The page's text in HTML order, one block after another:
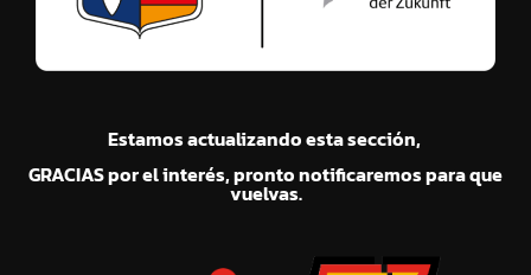
Estamos actualizando esta sección,
GRACIAS por el interés, pronto notificaremos para que
vuelvas.